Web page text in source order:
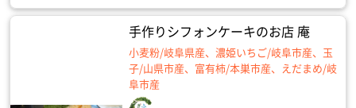
手作りシフォンケーキのお店 庵
小麦粉/岐阜県産、濃姫いちご/岐阜市産、玉
子/山県市産、富有柿/本巣市産、えだまめ/岐
阜市産